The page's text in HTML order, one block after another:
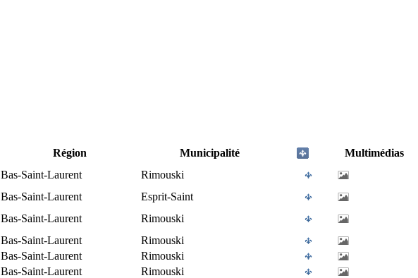
Région Municipalité
Multimédias
Bas-Saint-Laurent
Rimouski
Bas-Saint-Laurent
Esprit-Saint
Bas-Saint-Laurent
Rimouski
Bas-Saint-Laurent
Rimouski
Bas-Saint-Laurent
Rimouski
Bas-Saint-Laurent
Rimouski